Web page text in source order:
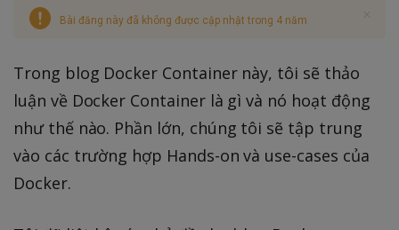
Bài đăng này đã không được cập nhật trong 4 năm
Trong blog Docker Container này, tôi sẽ thảo
luận về Docker Container là gì và nó hoạt động
như thế nào. Phần lớn, chúng tôi sẽ tập trung
vào các trường hợp Hands-on và use-cases của
Docker.